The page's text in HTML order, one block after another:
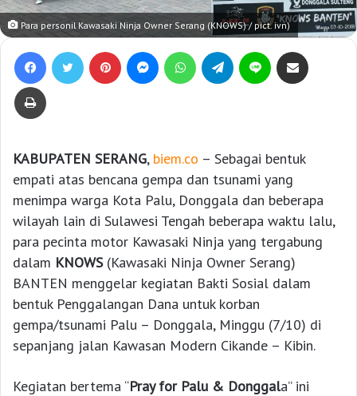
Para personil Kawasaki Ninja Owner Serang (KNOWS) / pict. ivn)
KABUPATEN SERANG, biem.co – Sebagai bentuk
empati atas bencana gempa dan tsunami yang
menimpa warga Kota Palu, Donggala dan beberapa
wilayah lain di Sulawesi Tengah beberapa waktu lalu,
para pecinta motor Kawasaki Ninja yang tergabung
dalam KNOWS(Kawasaki Ninja Owner Serang)
BANTEN menggelar kegiatan Bakti Sosial dalam
bentuk Penggalangan Dana untuk korban
gempa/tsunami Palu – Donggala, Minggu (7/10) di
sepanjang jalan Kawasan Modern Cikande – Kibin.
Kegiatan bertema “Pray for Palu & Donggala” ini